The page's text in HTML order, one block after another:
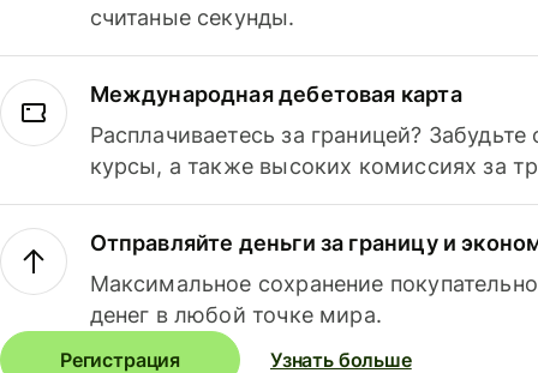
считаные секунды.
Международная дебетовая карта
Расплачиваетесь за границей?
курсы, а также высоких комиссиях за
Отправляйте деньги за границу и
Максимальное сохранение
денег в любой точке мира.
Регистрация Узнать больше